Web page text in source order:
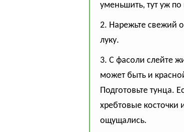
уменьшить, тут уж по
2. Нарежьте свежий
луку.
3. С фасоли слейте
может быть и
Подготовьте тунца.
хребтовые косточки
ощущались.